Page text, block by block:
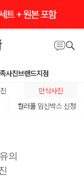
사진브랜드지점
만삭사진
컬러풀 임신박스 신청
의